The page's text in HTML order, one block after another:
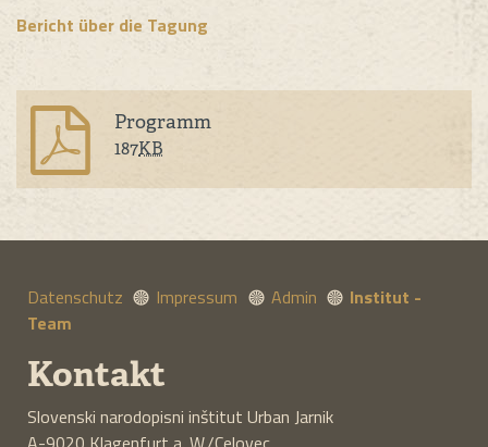
Bericht über die Tagung
Programm
187KB
Datenschutz Impressum Admin
Institut -
Team
Kontakt
Slovenski narodopisni inštitut Urban Jarnik